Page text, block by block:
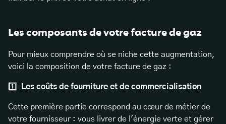
Les composants de votre facture de gaz
Pour mieux comprendre où se niche cette augmentation,
voici la composition de votre facture de gaz :
1️⃣ Les coûts de fourniture et de commercialisation
Cette première partie correspond au cœur de métier de
votre fournisseur : vous livrer de l'énergie verte et gérer